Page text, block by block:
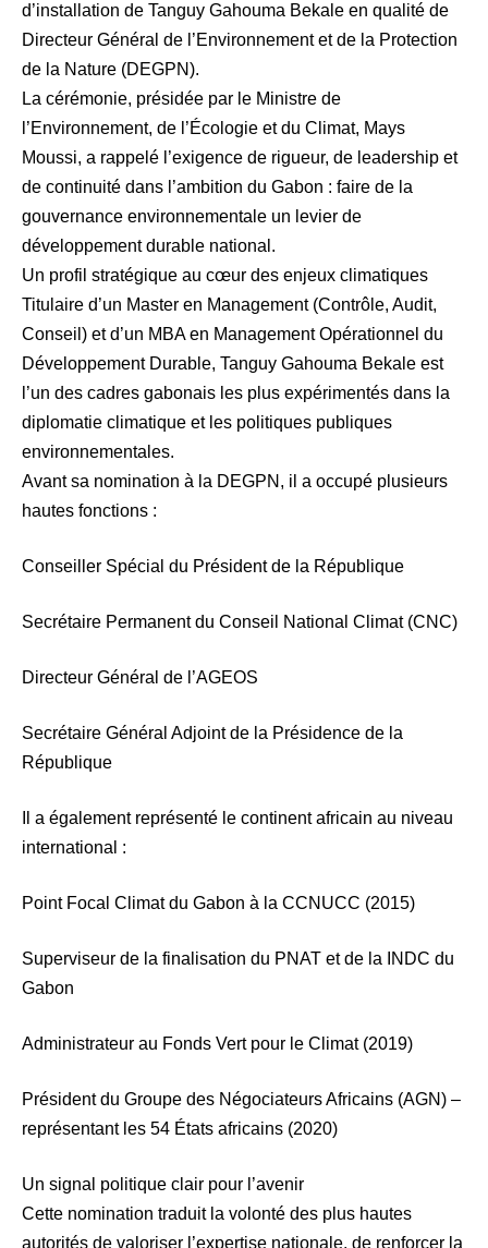
d’installation de Tanguy Gahouma Bekale en qualité de
Directeur Général de l’Environnement et de la Protection
de la Nature (DEGPN).
La cérémonie, présidée par le Ministre de
l’Environnement, de l’Écologie et du Climat, Mays
Moussi, a rappelé l’exigence de rigueur, de leadership et
de continuité dans l’ambition du Gabon : faire de la
gouvernance environnementale un levier de
développement durable national.
Un profil stratégique au cœur des enjeux climatiques
Titulaire d’un Master en Management (Contrôle, Audit,
Conseil) et d’un MBA en Management Opérationnel du
Développement Durable, Tanguy Gahouma Bekale est
l’un des cadres gabonais les plus expérimentés dans la
diplomatie climatique et les politiques publiques
environnementales.
Avant sa nomination à la DEGPN, il a occupé plusieurs
hautes fonctions :
Conseiller Spécial du Président de la République
Secrétaire Permanent du Conseil National Climat (CNC)
Directeur Général de l’AGEOS
Secrétaire Général Adjoint de la Présidence de la
République
Il a également représenté le continent africain au niveau
international :
Point Focal Climat du Gabon à la CCNUCC (2015)
Superviseur de la finalisation du PNAT et de la INDC du
Gabon
Administrateur au Fonds Vert pour le Climat (2019)
Président du Groupe des Négociateurs Africains (AGN) –
représentant les 54 États africains (2020)
Un signal politique clair pour l’avenir
Cette nomination traduit la volonté des plus hautes
autorités de valoriser l’expertise nationale, de renforcer la